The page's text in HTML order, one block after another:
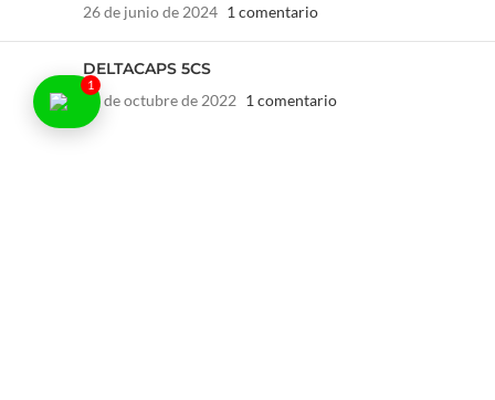
26 de junio de 2024 1 comentario
DELTACAPS 5CS
28 de octubre de 2022 1 comentario
1